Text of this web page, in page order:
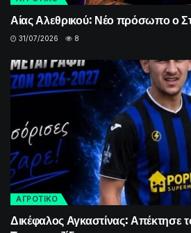
Αίας Αλεθρικού: Νέο πρόσωπο ο
31/07/2026 8
ΑΓΡΟΤΙΚΟ
Δικέφαλος Αγκαστίνας: Απέκτησε